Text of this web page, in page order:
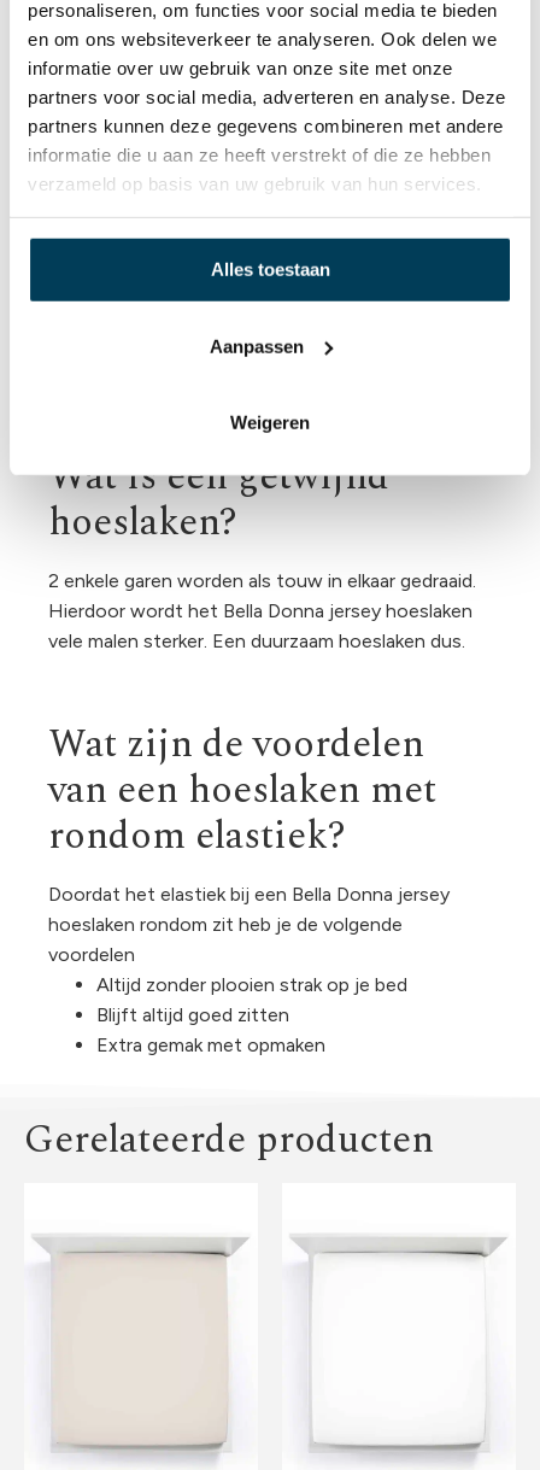
personaliseren, om functies voor social media te bieden
en om ons websiteverkeer te analyseren. Ook delen we
informatie over uw gebruik van onze site met onze
partners voor social media, adverteren en analyse. Deze
partners kunnen deze gegevens combineren met andere
informatie die u aan ze heeft verstrekt of die ze hebben
verzameld op basis van uw gebruik van hun services.
Alles toestaan
Aanpassen
Weigeren
Pilling vrij
97 % gekamd mako katoen en 3 % elasthan
Verrijkt met Aloë Vera en Arganolie
Wat is een getwijnd
hoeslaken?
2 enkele garen worden als touw in elkaar gedraaid.
Hierdoor wordt het Bella Donna jersey hoeslaken
vele malen sterker. Een duurzaam hoeslaken dus.
Wat zijn de voordelen
van een hoeslaken met
rondom elastiek?
Doordat het elastiek bij een Bella Donna jersey
hoeslaken rondom zit heb je de volgende
voordelen
Altijd zonder plooien strak op je bed
Blijft altijd goed zitten
Extra gemak met opmaken
Gerelateerde producten